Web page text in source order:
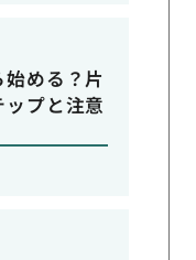
める？片
プと注意